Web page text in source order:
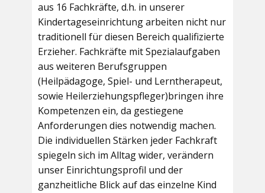
aus 16 Fachkräfte, d.h. in unserer
Kindertageseinrichtung arbeiten nicht nur
traditionell für diesen Bereich qualifizierte
Erzieher. Fachkräfte mit Spezialaufgaben
aus weiteren Berufsgruppen
(Heilpädagoge, Spiel- und Lerntherapeut,
sowie Heilerziehungspfleger)bringen ihre
Kompetenzen ein, da gestiegene
Anforderungen dies notwendig machen.
Die individuellen Stärken jeder Fachkraft
spiegeln sich im Alltag wider, verändern
unser Einrichtungsprofil und der
ganzheitliche Blick auf das einzelne Kind